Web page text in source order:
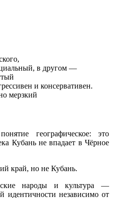
в другом —
и консервативен.
мерзкий
географическое: это
Кубань не впадает в Чёрное
край, но не Кубань.
народы и культура —
идентичности независимо от